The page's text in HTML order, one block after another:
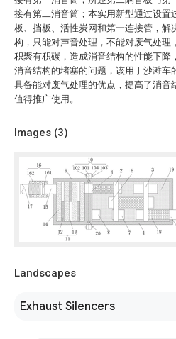
接有第二消音筒；本实用新型通过设置
板、挡板、活性炭网和第一连接管，解
构，只能对声音处理，不能对废气处理
积聚有积碳，造成消音结构的性能下降
消音结构的堵塞的问题，该用于沙滩车
具备能对废气处理的优点，提高了消音
值得推广使用。
Images (3)
Landscapes
Exhaust Silencers